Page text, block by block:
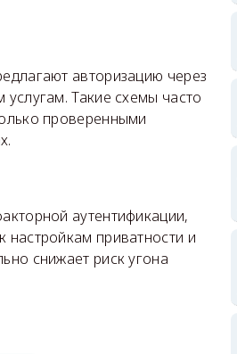
авторизацию через
Такие схемы часто
проверенными
аутентификации,
приватности и
снижает риск угона